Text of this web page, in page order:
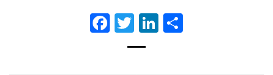
Facebook
TwitterLinkedIn